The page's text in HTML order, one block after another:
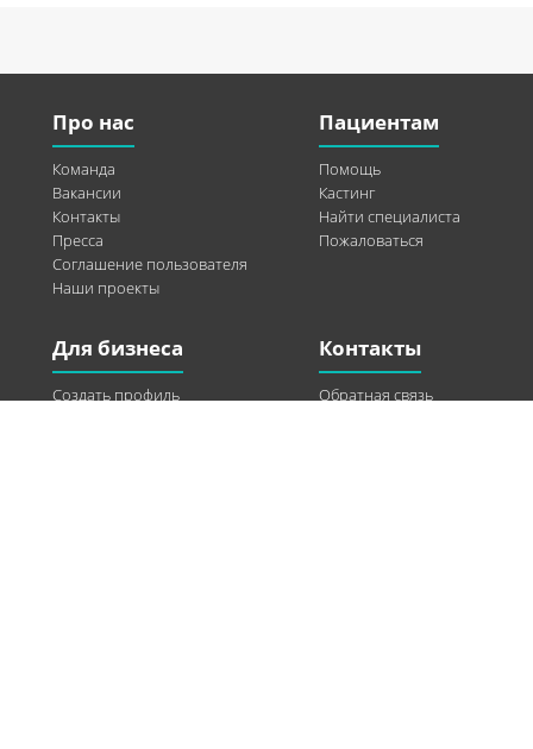
Про нас
Команда
Вакансии
Контакты
Пресса
Соглашение пользователя
Наши проекты
Пациентам
Помощь
Кастинг
Найти специалиста
Пожаловаться
Для бизнеса
Создать профиль
Контакты
Обратная связь